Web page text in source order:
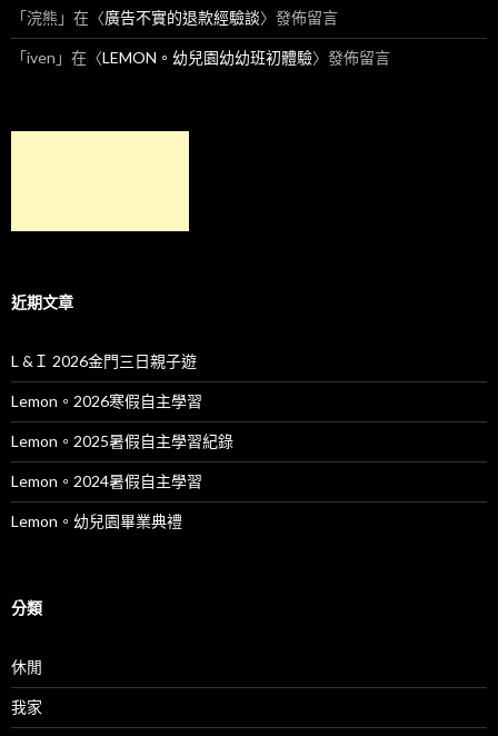
「浣熊 」在〈廣告不實的退款經驗談〉發佈留言
「iven 」在〈LEMON。幼兒園幼幼班初體驗〉發佈留言
近期文章
L &Ｉ 2026金門三日親子遊
Lemon。2026寒假自主學習
Lemon。2025暑假自主學習紀錄
Lemon。2024暑假自主學習
Lemon。幼兒園畢業典禮
分類
休閒
我家